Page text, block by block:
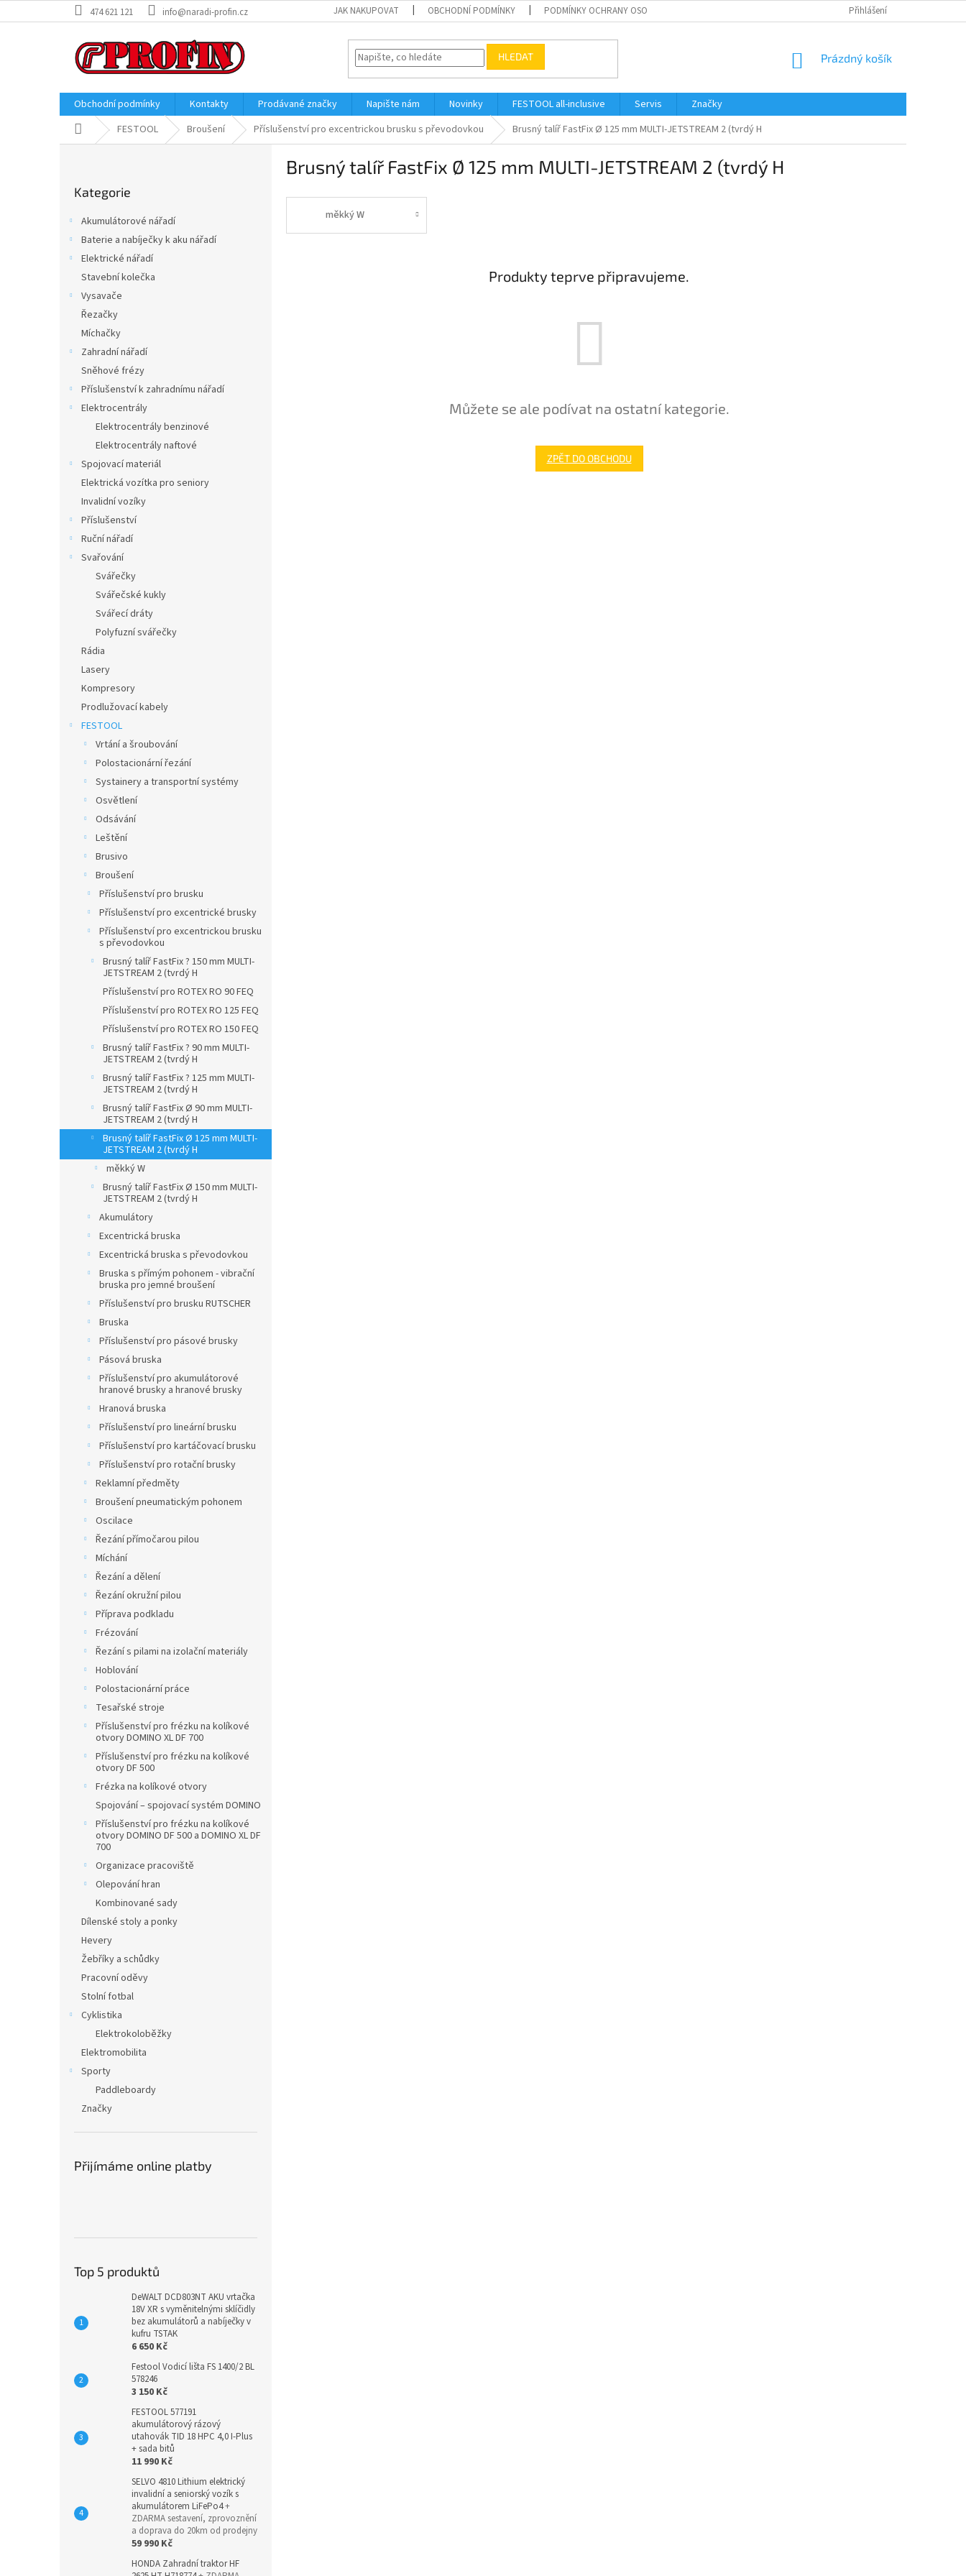
na
474 621 121 info@naradi-profin.cz JAK NAKUPOVAT OBCHODNÍ PODMÍNKY PODMÍNKY OCHRANY OSOBNÍCH ÚDAJŮ Přihlášení
HLEDAT
NÁKUPNÍ
Prázdný košík
Obchodní podmínky Kontakty Prodávané značky Napište nám Novinky FESTOOL all-inclusive Servis
Značky
Domů FESTOOL Broušení Příslušenství pro excentrickou brusku s převodovkou Brusný talíř FastFix Ø 125 mm MULTI-JETSTREAM 2 (tvrdý H
kategorie
Kategorie
Akumulátorové nářadí
Baterie a nabíječky k aku nářadí
Elektrické nářadí
Stavební kolečka
Vysavače
Řezačky
Míchačky
Zahradní nářadí
Sněhové frézy
Příslušenství k zahradnímu nářadí
Elektrocentrály
Elektrocentrály benzinové
Elektrocentrály naftové
Spojovací materiál
Elektrická vozítka pro seniory
Invalidní vozíky
Příslušenství
Ruční nářadí
Svařování
Svářečky
Svářečské kukly
Svářecí dráty
Polyfuzní svářečky
Rádia
Lasery
Kompresory
Prodlužovací kabely
FESTOOL
Vrtání a šroubování
Polostacionární řezání
Systainery a transportní systémy
Osvětlení
Odsávání
Leštění
Brusivo
Broušení
Příslušenství pro brusku
Příslušenství pro excentrické brusky
Příslušenství pro excentrickou brusku
s převodovkou
Brusný talíř FastFix ? 150 mm MULTI-
JETSTREAM 2 (tvrdý H
Příslušenství pro ROTEX RO 90 FEQ
Příslušenství pro ROTEX RO 125 FEQ
Příslušenství pro ROTEX RO 150 FEQ
Brusný talíř FastFix ? 90 mm MULTI-
JETSTREAM 2 (tvrdý H
Brusný talíř FastFix ? 125 mm MULTI-
JETSTREAM 2 (tvrdý H
Brusný talíř FastFix Ø 90 mm MULTI-
JETSTREAM 2 (tvrdý H
Brusný talíř FastFix Ø 125 mm MULTI-
JETSTREAM 2 (tvrdý H
měkký W
Brusný talíř FastFix Ø 150 mm MULTI-
JETSTREAM 2 (tvrdý H
Akumulátory
Excentrická bruska
Excentrická bruska s převodovkou
Bruska s přímým pohonem - vibrační
bruska pro jemné broušení
Příslušenství pro brusku RUTSCHER
Bruska
Příslušenství pro pásové brusky
Pásová bruska
Příslušenství pro akumulátorové
hranové brusky a hranové brusky
Hranová bruska
Příslušenství pro lineární brusku
Příslušenství pro kartáčovací brusku
Příslušenství pro rotační brusky
Reklamní předměty
Broušení pneumatickým pohonem
Oscilace
Řezání přímočarou pilou
Míchání
Řezání a dělení
Řezání okružní pilou
Příprava podkladu
Frézování
Řezání s pilami na izolační materiály
Hoblování
Polostacionární práce
Tesařské stroje
Příslušenství pro frézku na kolíkové
otvory DOMINO XL DF 700
Příslušenství pro frézku na kolíkové
otvory DF 500
Frézka na kolíkové otvory
Spojování – spojovací systém DOMINO
Příslušenství pro frézku na kolíkové
otvory DOMINO DF 500 a DOMINO XL DF
700
Organizace pracoviště
Olepování hran
Kombinované sady
Dílenské stoly a ponky
Hevery
Žebříky a schůdky
Pracovní oděvy
Stolní fotbal
Cyklistika
Elektrokoloběžky
Elektromobilita
Sporty
Paddleboardy
Značky
Přijímáme online platby
Top 5 produktů
DeWALT DCD803NT AKU vrtačka
18V XR s vyměnitelnými sklíčidly
bez akumulátorů a nabíječky v
kufru TSTAK
6 650 Kč
Festool Vodicí lišta FS 1400/2 BL
578246
3 150 Kč
FESTOOL 577191
akumulátorový rázový
utahovák TID 18 HPC 4,0 I-Plus
+ sada bitů
11 990 Kč
SELVO 4810 Lithium elektrický
invalidní a seniorský vozík s
akumulátorem LiFePo4+
ZDARMA sestavení, zprovoznění
a doprava do 20km od prodejny
59 990 Kč
HONDA Zahradní traktor HF
Brusný talíř FastFix Ø 125 mm MULTI-JETSTREAM 2 (tvrdý H
měkký W
Produkty teprve připravujeme.
Můžete se ale podívat na ostatní kategorie.
ZPĚT DO OBCHODU